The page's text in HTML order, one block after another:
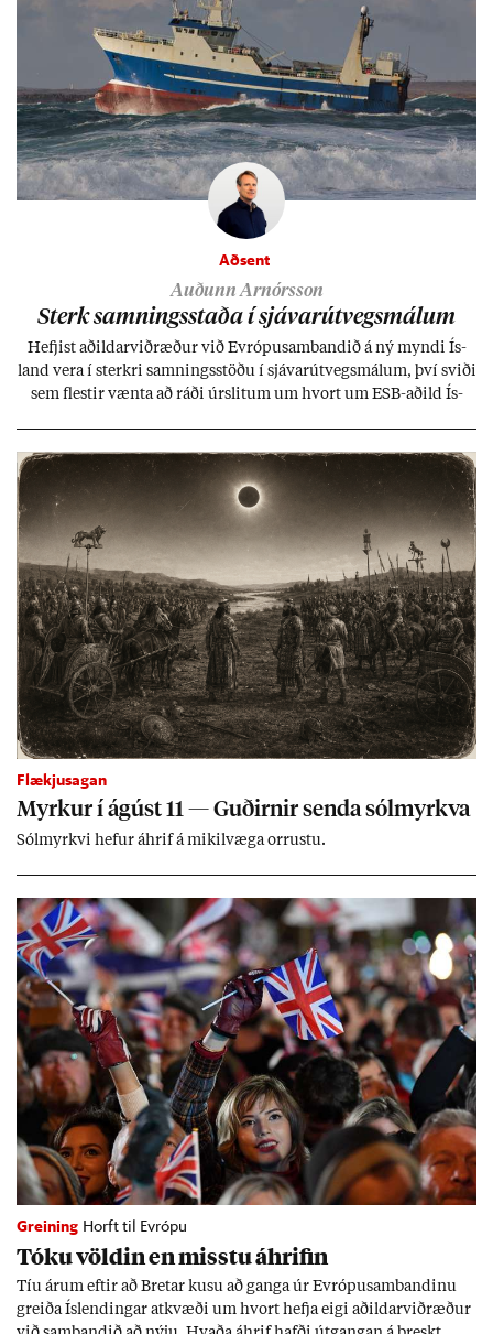
Aðsent
Auðunn Arnórsson
Sterk samn­ings­staða í sjáv­ar­út­vegs­mál­um
Hefj­ist að­ild­ar­við­ræð­ur við Evr­ópu­sam­band­ið á ný myndi Ís­
land vera í sterkri samn­ings­stöðu í sjáv­ar­út­vegs­mál­um, því sviði
sem flest­ir vænta að ráði úr­slit­um um hvort um ESB-að­ild Ís­
kerfi, en sveigj­an­leiki til lausna er um­tals­verð­ur.
Flækjusagan
Myrk­ur í ág­úst 11 — Guð­irn­ir senda sól­myrkva
Sól­myrkvi hef­ur áhrif á mik­il­væga orr­ustu.
Greining Horft til Evrópu
Tóku völd­in en misstu áhrif­in
Tíu ár­um eft­ir að Bret­ar kusu að ganga úr Evr­ópu­sam­band­inu
greiða Ís­lend­ing­ar at­kvæði um hvort hefja eigi að­ild­ar­við­ræð­ur